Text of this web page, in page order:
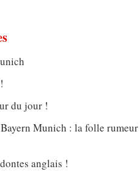
du jour !
Munich : la folle
anglais !